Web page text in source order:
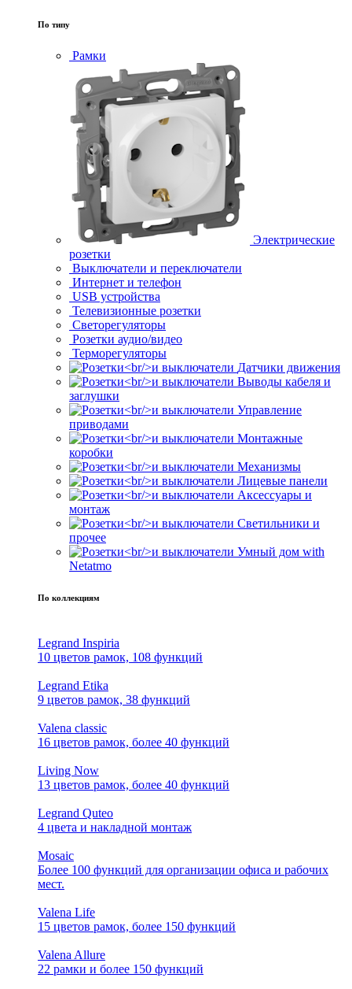
По типу
Рамки
Электрические
розетки
Выключатели и переключатели
Интернет и телефон
USB устройства
Телевизионные розетки
Светорегуляторы
Розетки аудио/видео
Терморегуляторы
Датчики движения
Выводы кабеля и
заглушки
Управление
приводами
Монтажные
коробки
Механизмы
Лицевые панели
Аксессуары и
монтаж
Светильники и
прочее
Умный дом with
Netatmo
По коллекциям
Legrand Inspiria
10 цветов рамок, 108 функций
Legrand Etika
9 цветов рамок, 38 функций
Valena classic
16 цветов рамок, более 40 функций
Living Now
13 цветов рамок, более 40 функций
Legrand Quteo
4 цвета и накладной монтаж
Mosaic
Более 100 функций для организации офиса и рабочих
мест.
Valena Life
15 цветов рамок, более 150 функций
Valena Allure
22 рамки и более 150 функций